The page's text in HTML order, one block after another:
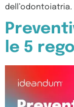
dell’odontoiatria.
le 5